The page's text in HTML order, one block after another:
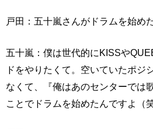
戸田：五十嵐さんがドラムを始め
五十嵐：僕は世代的にKISSや
ドをやりたくて。空いていたポジ
なくて、『俺はあのセンターでは
ことでドラムを始めたんですよ（笑